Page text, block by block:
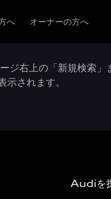
へ オーナーの方へ
ジ右上の「新規検索
されます。
Audiを